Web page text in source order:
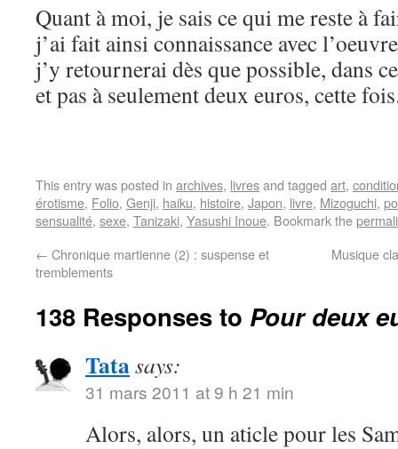
Quant à moi, je sais ce qui me reste à
j’ai fait ainsi connaissance avec
j’y retournerai dès que possible, dans
et pas à seulement deux euros, cette
This entry was posted in archives, livresand tagged art,
érotisme, Folio, Genji, haiku, histoire, Japon, livre, Mizoguchi,
sensualité, sexe, Tanizaki, Yasushi Inoue. Bookmark the
← Chronique martienne (2) : suspense et
tremblements
Musique
138 Responses to Pour deux
Tatasays:
31 mars 2011 at 9 h 21 min
Alors, alors, un aticle pour les